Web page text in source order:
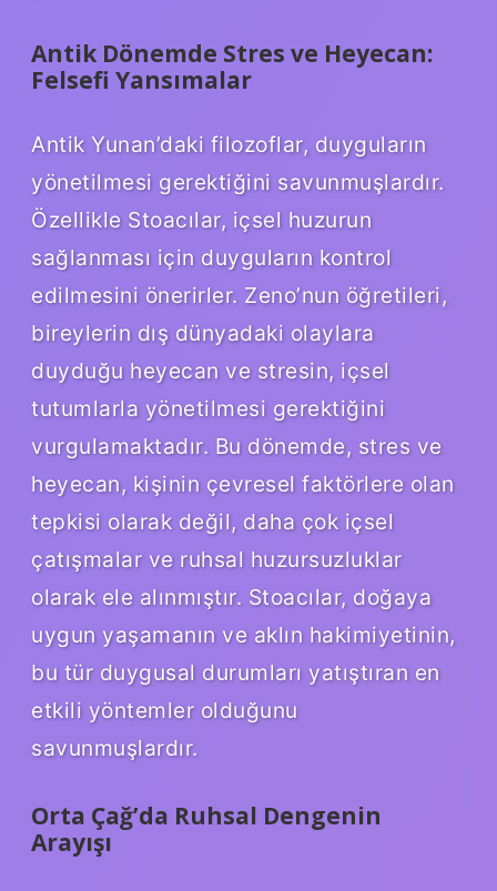
Antik Dönemde Stres ve Heyecan:
Felsefi Yansımalar
Antik Yunan’daki filozoflar, duyguların
yönetilmesi gerektiğini savunmuşlardır.
Özellikle Stoacılar, içsel huzurun
sağlanması için duyguların kontrol
edilmesini önerirler. Zeno’nun öğretileri,
bireylerin dış dünyadaki olaylara
duyduğu heyecan ve stresin, içsel
tutumlarla yönetilmesi gerektiğini
vurgulamaktadır. Bu dönemde, stres ve
heyecan, kişinin çevresel faktörlere olan
tepkisi olarak değil, daha çok içsel
çatışmalar ve ruhsal huzursuzluklar
olarak ele alınmıştır. Stoacılar, doğaya
uygun yaşamanın ve aklın hakimiyetinin,
bu tür duygusal durumları yatıştıran en
etkili yöntemler olduğunu
savunmuşlardır.
Orta Çağ’da Ruhsal Dengenin
Arayışı